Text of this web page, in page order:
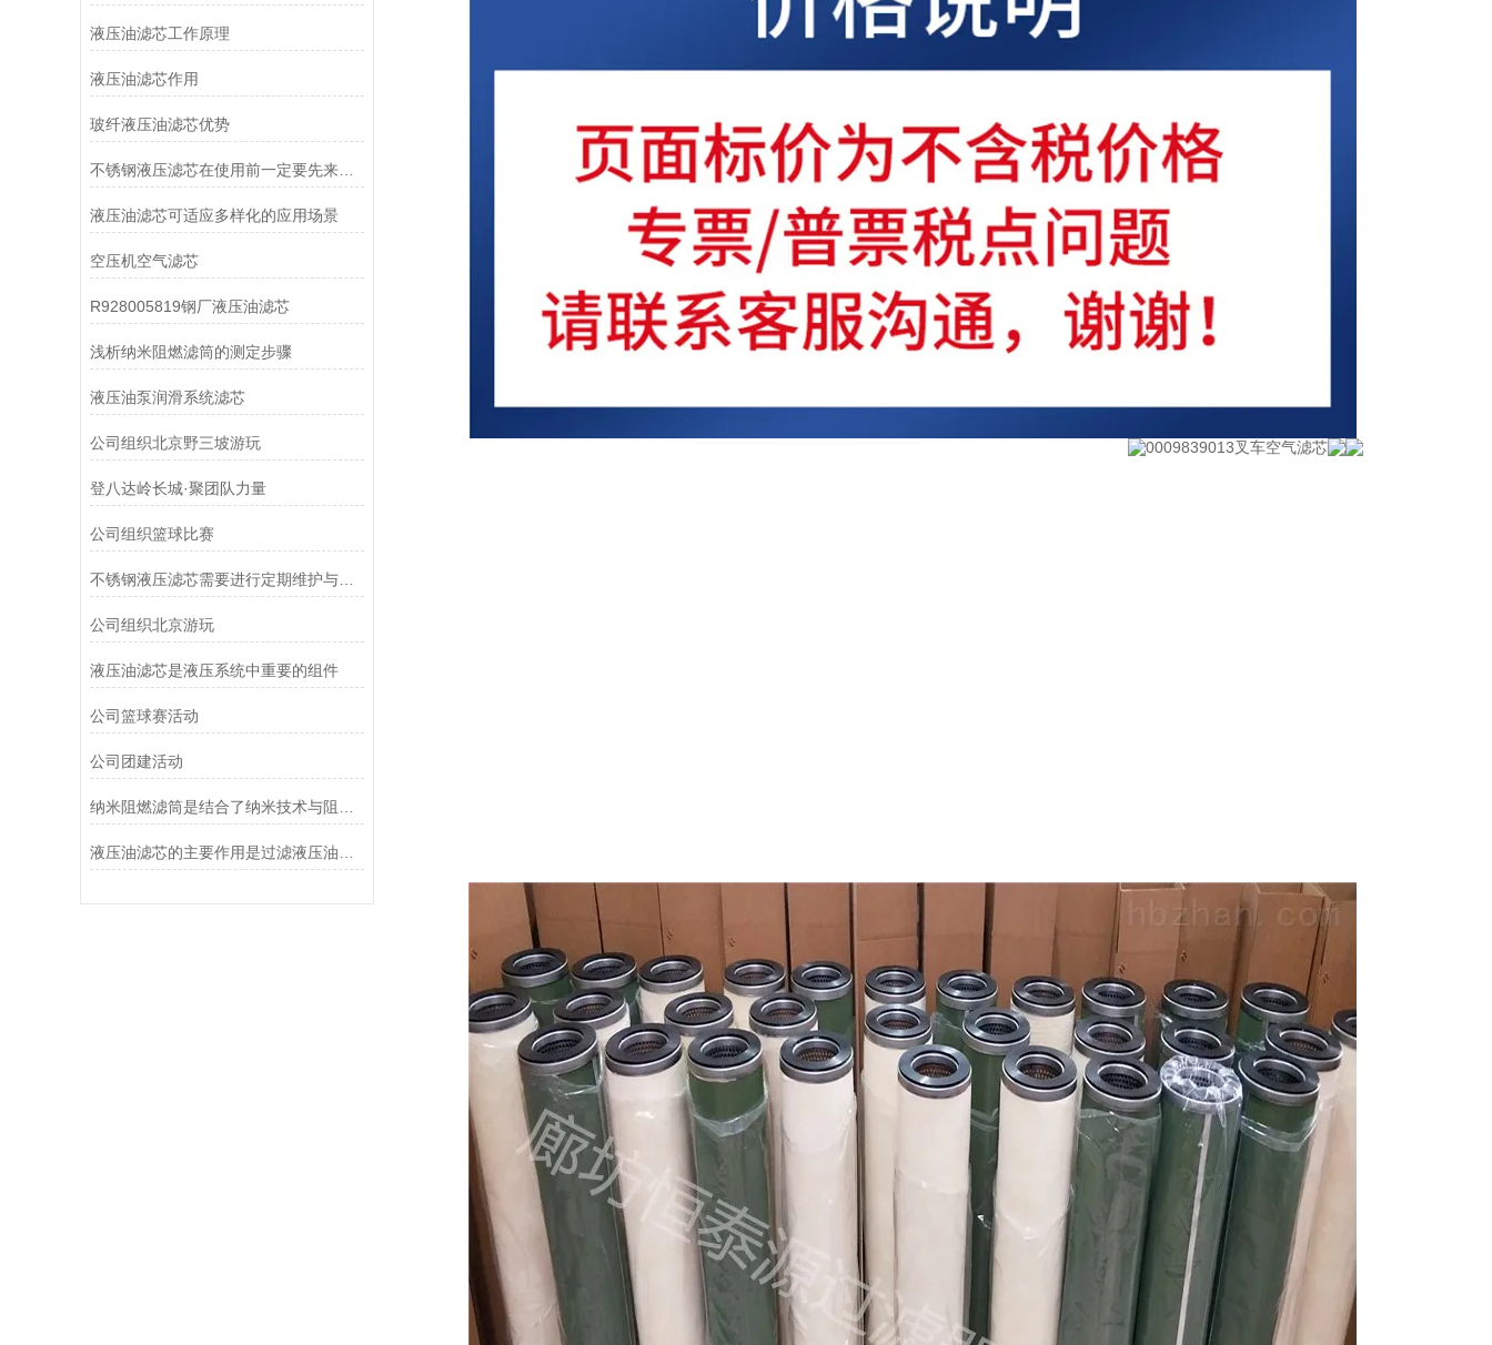
液压油滤芯工作原理
液压油滤芯作用
玻纤液压油滤芯优势
不锈钢液压滤芯在使用前一定要先来了解下这些
液压油滤芯可适应多样化的应用场景
空压机空气滤芯
R928005819钢厂液压油滤芯
浅析纳米阻燃滤筒的测定步骤
液压油泵润滑系统滤芯
公司组织北京野三坡游玩
登八达岭长城·聚团队力量
公司组织篮球比赛
不锈钢液压滤芯需要进行定期维护与清洁
公司组织北京游玩
液压油滤芯是液压系统中重要的组件
公司篮球赛活动
公司团建活动